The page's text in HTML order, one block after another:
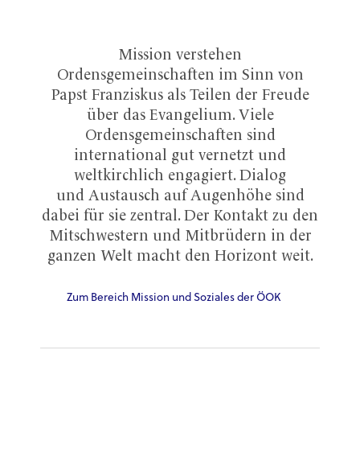
Mission verstehen
Ordensgemeinschaften im Sinn von
Papst Franziskus als Teilen der Freude
über das Evangelium. Viele
Ordensgemeinschaften sind
international gut vernetzt und
weltkirchlich engagiert. Dialog
und Austausch auf Augenhöhe sind
dabei für sie zentral. Der Kontakt zu den
Mitschwestern und Mitbrüdern in der
ganzen Welt macht den Horizont weit.
Zum Bereich Mission und Soziales der ÖOK